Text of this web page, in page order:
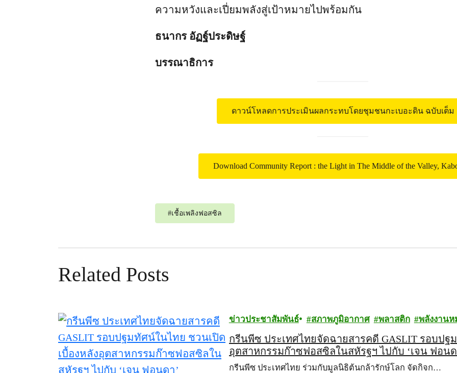
ความหวังและเปี่ยมพลังสู่เป้าหมายไปพร้อมกัน
ธนากร อัฏฐ์ประดิษฐ์
บรรณาธิการ
ดาวน์โหลดการประเมินผลกระทบโดยชุมชนกะเบอะดิน ฉบับเต็ม
Download Community Report : the Light in The Middle of the Valley,
#เชื้อเพลิงฟอสซิล
Related Posts
ข่าวประชาสัมพันธ์ สภาพภูมิอากาศ พลาสติก พลังงานห
กรีนพีซ ประเทศไทยจัดฉายสารคดี GASLIT รอบปฐ
อุตสาหกรรมก๊าซฟอสซิลในสหัรฐฯ ไปกับ ‘เจน ฟอนด
กรีนพีซ ประเทศไทย ร่วมกับมูลนิธิต้นกล้ารักษ์โลก จัดกิจก…